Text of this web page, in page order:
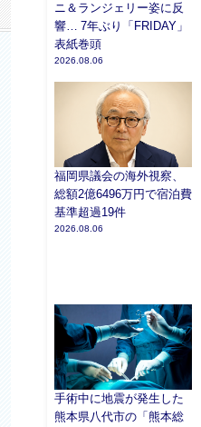
ニ＆ランジェリー姿に反
響… 7年ぶり「FRIDAY」
表紙巻頭
2026.08.06
福岡県議会の海外視察、
総額2億6496万円で宿泊費
基準超過19件
2026.08.06
手術中に地震が発生した
熊本県八代市の「熊本総